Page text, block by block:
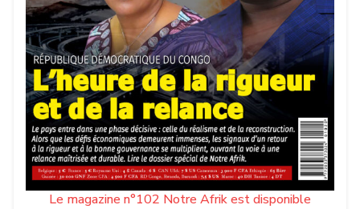
Le magazine n°102 Notre Afrik est disponible